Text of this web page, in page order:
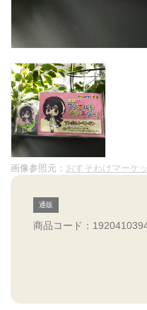
画像参照元： おすそわけマーケ
通販
商品コード：